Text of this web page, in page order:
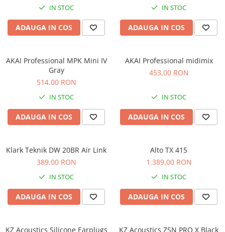
Subwoofere de studio
Accesorii pentru lumini
Cabluri de Alimentare
Case-uri de lumini
Comenzi si controllere
Efecte de lumini
Masini de fum si ceata
Mixere DMX
Moving Head-uri
Proiectoare
IN STOC
ADAUGA IN COS
IN STOC
ADAUGA IN COS
AKAI Professional MPK Mini IV
Gray
514,00 RON
IN STOC
ADAUGA IN COS
AKAI Professional midimix
453,00 RON
IN STOC
ADAUGA IN COS
Klark Teknik DW 20BR Air Link
389,00 RON
IN STOC
ADAUGA IN COS
Alto TX 415
1.389,00 RON
IN STOC
ADAUGA IN COS
KZ Acoustics Silicone Earplugs
KZ Acoustics ZSN PRO X Black